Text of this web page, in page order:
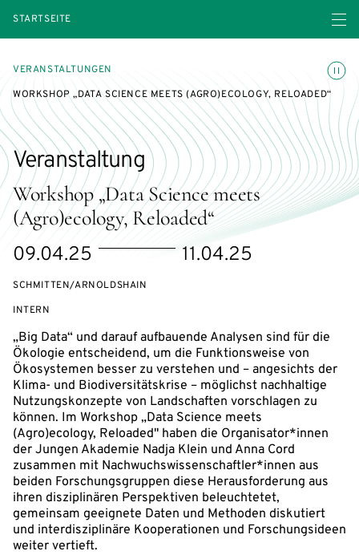
STARTSEITE Menü
VERANSTALTUNGEN
WORKSHOP „DATA SCIENCE MEETS (AGRO)ECOLOGY, RELOADED“
Workshop „Data Science meets
(Agro)ecology, Reloaded“
Veranstaltung
eventBeginsOn
09.04.25
eventEndsOn 11.04.25
SCHMITTEN/ARNOLDSHAIN
VERANSTALTUNGSZUGANG:
INTERN
„Big Data“ und darauf aufbauende Analysen sind für die
Ökologie entscheidend, um die Funktionsweise von
Ökosystemen besser zu verstehen und – angesichts der
Klima- und Biodiversitätskrise – möglichst nachhaltige
Nutzungskonzepte von Landschaften vorschlagen zu
können. Im Workshop „Data Science meets
(Agro)ecology, Reloaded" haben die Organisator*innen
der Jungen Akademie Nadja Klein und Anna Cord
zusammen mit Nachwuchswissenschaftler*innen aus
beiden Forschungsgruppen diese Herausforderung aus
ihren disziplinären Perspektiven beleuchtetet,
gemeinsam geeignete Daten und Methoden diskutiert
und interdisziplinäre Kooperationen und Forschungsideen
weiter vertieft.